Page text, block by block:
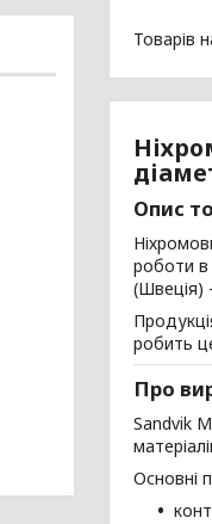
Опис
роботи в
(Швеція)
робить
Про
Sandvik
Основні